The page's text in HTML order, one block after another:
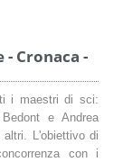
- Cronaca -
i maestri di sci:
e Andrea
altri. L'obiettivo di
con i